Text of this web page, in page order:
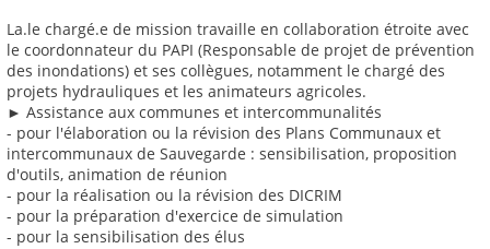
La.le chargé.e de mission travaille en collaboration étroite avec
le coordonnateur du PAPI (Responsable de projet de prévention
des inondations) et ses collègues, notamment le chargé des
projets hydrauliques et les animateurs agricoles.
► Assistance aux communes et intercommunalités
- pour l'élaboration ou la révision des Plans Communaux et
intercommunaux de Sauvegarde : sensibilisation, proposition
d'outils, animation de réunion
- pour la réalisation ou la révision des DICRIM
- pour la préparation d'exercice de simulation
- pour la sensibilisation des élus